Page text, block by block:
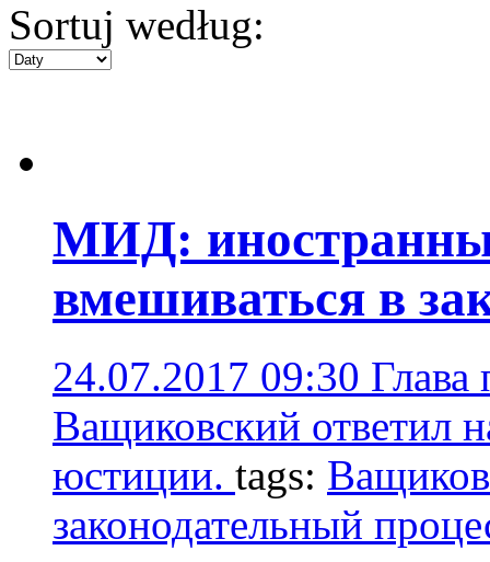
Sortuj według:
МИД:
вмешиваться в
24.07.2017 09:30
Ващиковский ответил
юстиции. tags:
законодательный